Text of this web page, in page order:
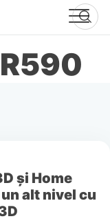
şi Home
alt nivel cu